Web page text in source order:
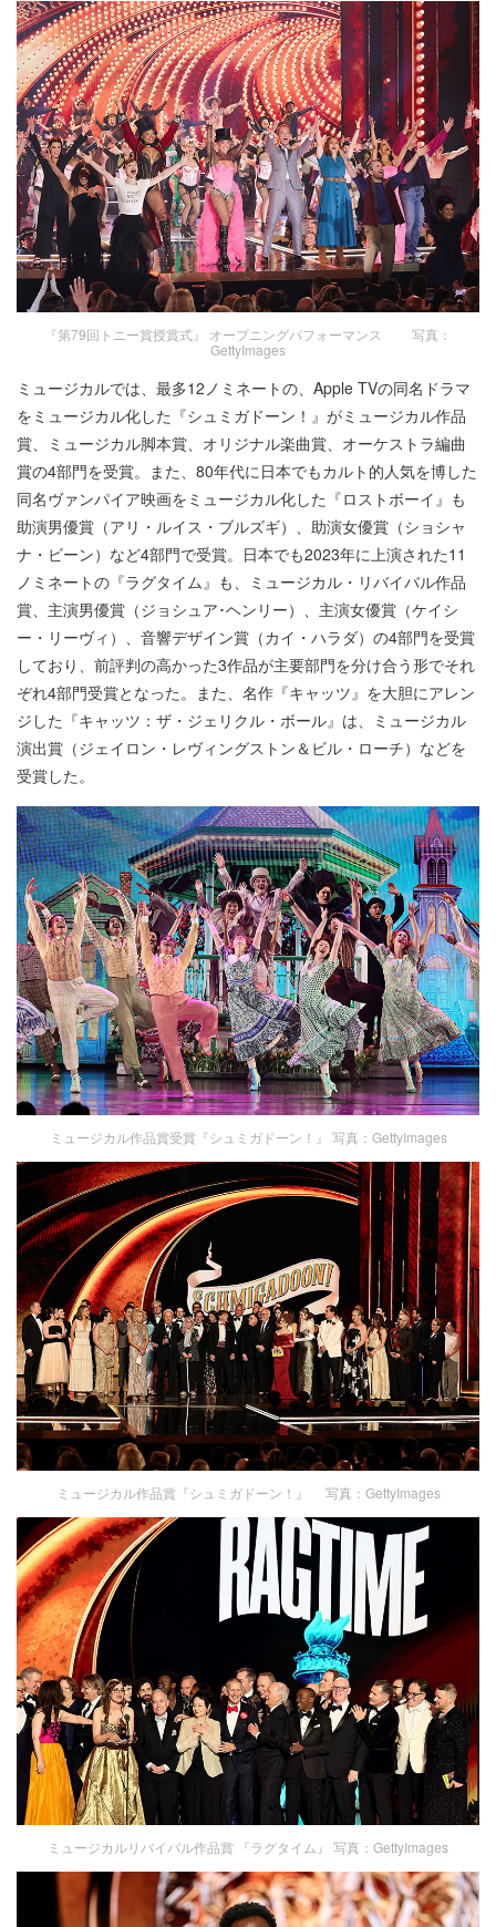
『第79回トニー賞授賞式』 オープニングパフォーマンス 写真：
GettyImages
ミュージカルでは、最多12ノミネートの、Apple TVの同名ドラマ
をミュージカル化した『シュミガドーン！』がミュージカル作品
賞、ミュージカル脚本賞、オリジナル楽曲賞、オーケストラ編曲
賞の4部門を受賞。また、80年代に日本でもカルト的人気を博した
同名ヴァンパイア映画をミュージカル化した『ロストボーイ』も
助演男優賞（アリ・ルイス・ブルズギ）、助演女優賞（ショシャ
ナ・ビーン）など4部門で受賞。日本でも2023年に上演された11
ノミネートの『ラグタイム』も、ミュージカル・リバイバル作品
賞、主演男優賞（ジョシュア･ヘンリー）、主演女優賞（ケイシ
ー・リーヴィ）、音響デザイン賞（カイ・ハラダ）の4部門を受賞
しており、前評判の高かった3作品が主要部門を分け合う形でそれ
ぞれ4部門受賞となった。また、名作『キャッツ』を大胆にアレン
ジした『キャッツ：ザ・ジェリクル・ボール』は、ミュージカル
演出賞（ジェイロン・レヴィングストン＆ビル・ローチ）などを
受賞した。
ミュージカル作品賞受賞『シュミガドーン！』 写真：GettyImages
ミュージカル作品賞『シュミガドーン！』 写真：GettyImages
ミュージカルリバイバル作品賞 『ラグタイム』 写真：GettyImages